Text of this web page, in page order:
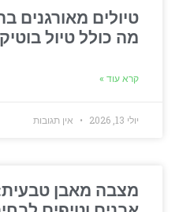
טיולים מאורגנים
מה כולל טיול
קרא עוד »
יולי 13, 2026 אין תגובות
מצבה מאבן טבעית: